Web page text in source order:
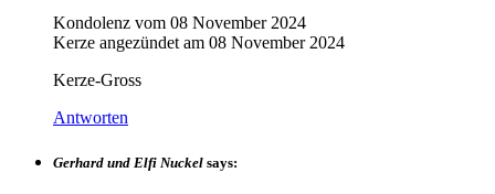
Kondolenz vom 08 November 2024
Kerze angezündet am 08 November 2024
Kerze-Gross
Antworten
Gerhard und Elfi Nuckel says: